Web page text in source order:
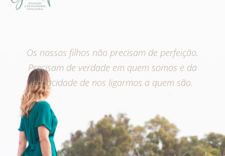
Os nossos filhos não precisam de perfeição.
Precisam de verdade em quem somos e da
capacidade de nos ligarmos a quem são.